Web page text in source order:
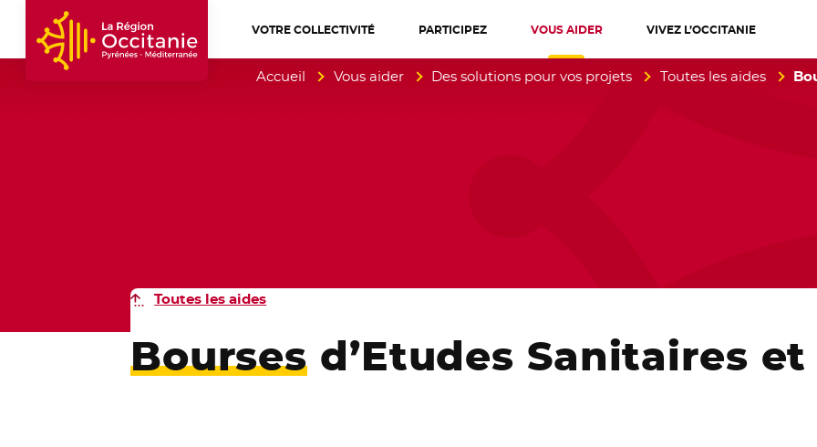
Accueil Région Occitanie / Pyrénées-Méditerranée
VOTRE COLLECTIVITÉ PARTICIPEZ VOUS AIDER VIVEZ L’OCCITANIE
Accueil Vous aider Des solutions pour vos projets Toutes les aides
Toutes les aides
Bourses d’Etudes Sanitaires